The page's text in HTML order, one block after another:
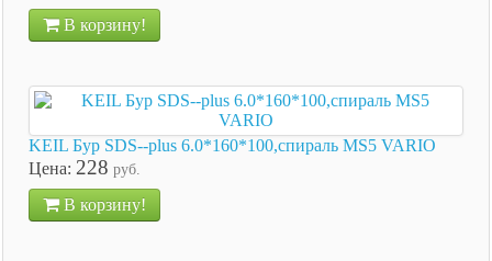
В корзину!
KEIL Бур SDS--plus 6.0*160*100,спираль MS5 VARIO
Цена: 228 руб.
В корзину!